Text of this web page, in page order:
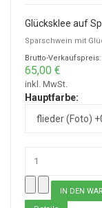
Glücksklee auf
Sparschwein mit
Brutto-Verkaufspreis:
65,00 €
inkl. MwSt.
Hauptfarbe: